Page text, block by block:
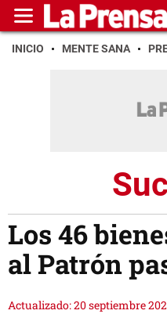
INICIO MENTE SANA
Los 46
al Patrón
Actualizado: 20 septiembre